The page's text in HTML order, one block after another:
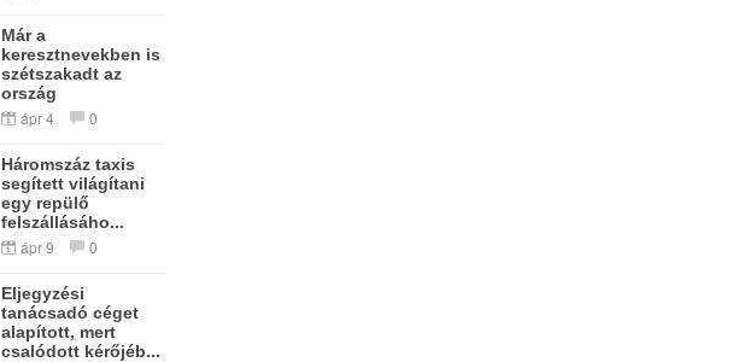
Már a
keresztnevekben is
szétszakadt az
ország
ápr 4 0
Háromszáz taxis
segített világítani
egy repülő
felszállásáho...
ápr 9 0
Eljegyzési
tanácsadó céget
alapított, mert
csalódott kérőjéb...